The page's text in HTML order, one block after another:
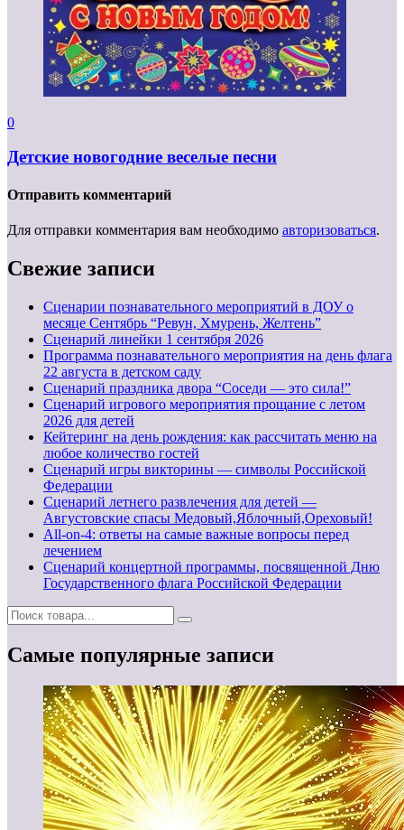
0
Детские новогодние веселые песни
Отправить комментарий
Для отправки комментария вам необходимо авторизоваться.
Свежие записи
Сценарии познавательного мероприятий в ДОУ о
месяце Сентябрь “Ревун, Хмурень, Желтень”
Cценарий линейки 1 сентября 2026
Программа познавательного мероприятия на день флага
22 августа в детском саду
Сценарий праздника двора “Соседи — это сила!”
Сценарий игрового мероприятия прощание с летом
2026 для детей
Кейтеринг на день рождения: как рассчитать меню на
любое количество гостей
Сценарий игры викторины — символы Российской
Федерации
Сценарий летнего развлечения для детей —
Августовские спасы Медовый,Яблочный,Ореховый!
All-on-4: ответы на самые важные вопросы перед
лечением
Сценарий концертной программы, посвященной Дню
Государственного флага Российской Федерации
Самые популярные записи